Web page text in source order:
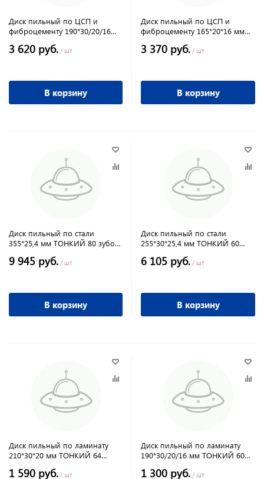
Диск пильный по ЦСП и
фиброцементу 190*30/20/16
твёрдосплавный ПРАКТИКА
3 620 руб. / шт
В корзину
Диск пильный по ЦСП и
фиброцементу 165*20*16 мм
твёрдосплавный ПРАКТИКА
3 370 руб. / шт
В корзину
Диск пильный по стали
355*25,4 мм ТОНКИЙ 80 зубов
9 945 руб. / шт
В корзину
Диск пильный по стали
255*30*25,4 мм ТОНКИЙ 60
ПРАКТИКА
6 105 руб. / шт
В корзину
Диск пильный по ламинату
210*30*20 мм ТОНКИЙ 64
ПРАКТИКА
1 590 руб. / шт
Диск пильный по ламинату
190*30/20/16 мм ТОНКИЙ 60
ПРАКТИКА
1 300 руб. / шт